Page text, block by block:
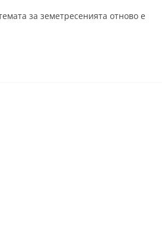
за земетресенията отново е